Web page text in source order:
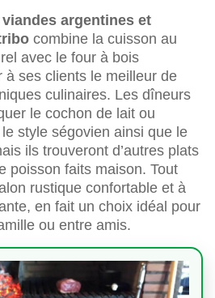
argentines et
combine la cuisson au
avec le four à bois
à ses clients le meilleur de
culinaires. Les dîneurs
le cochon de lait ou
le style ségovien ainsi que le
ils trouveront d’autres plats
poisson faits maison. Tout
rustique confortable et à
en fait un choix idéal pour
ou entre amis.